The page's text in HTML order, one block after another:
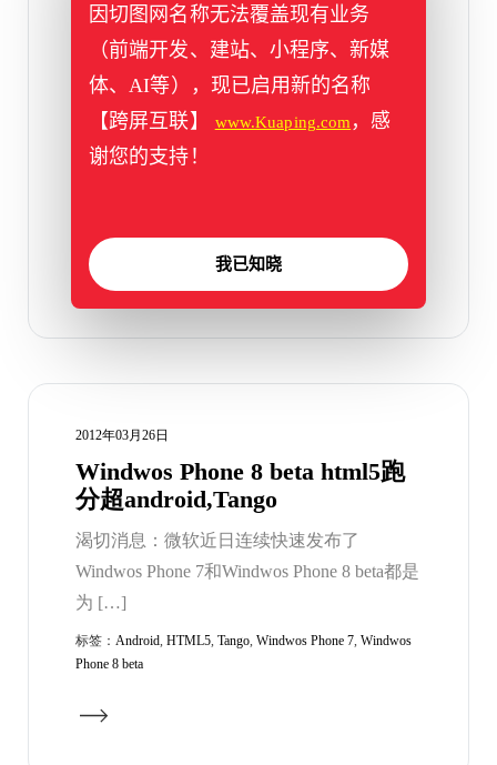
Tizen系统html5跑分超
iOS,Chrome
渴切消息：首先先解释一下Tizen，Tizen是基
础三星limo系统和因特尔的meego系统两个操
作系统整合而 […]
2012年03月26日
Windwos Phone 8 beta html5跑
分超android,Tango
渴切消息：微软近日连续快速发布了
Windwos Phone 7和Windwos Phone 8 beta都是
为 […]
标签： Android, HTML5, Tango, Windwos Phone 7, Windwos
Phone 8 beta
因切图网名称无法覆盖现有业务
（前端开发、建站、小程序、新媒
体、AI等），现已启用新的名称
【跨屏互联】
www.Kuaping.com ，感
谢您的支持！
我已知晓